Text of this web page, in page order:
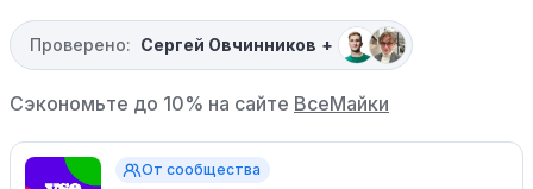
Проверено: Сергей Овчинников +
Сэкономьте до 10% на сайте ВсеМайки
От сообщества